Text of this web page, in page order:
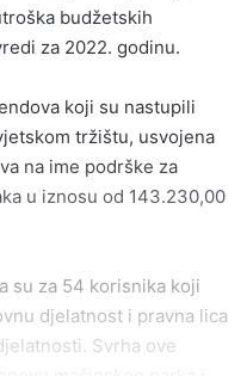
budžetskih
za 2022. godinu.
koji su nastupili
tržištu, usvojena
na ime podrške za
u iznosu od 143.230,00
su za 54 korisnika koji
djelatnost i pravna lica
Svrha ove